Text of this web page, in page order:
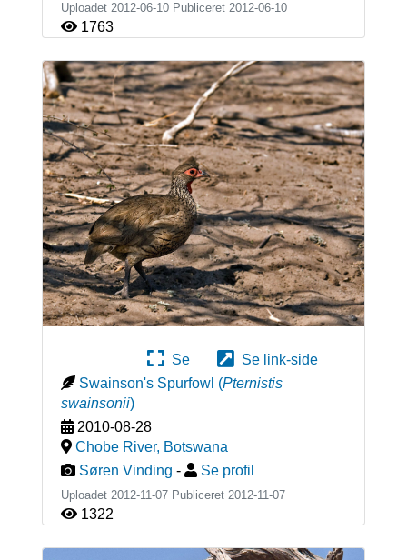
Uploadet 2012-06-10 Publiceret 2012-06-10
1763
Se
Se link-side
Swainson's Spurfowl (Pternistis
swainsonii)
2010-08-28
Chobe River, Botswana
Søren Vinding - Se profil
Uploadet 2012-11-07 Publiceret 2012-11-07
1322